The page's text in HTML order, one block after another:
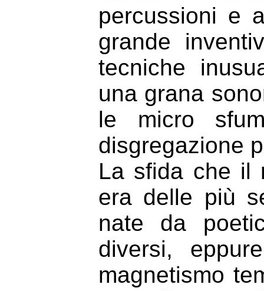
percussioni e
grande
tecniche
una grana
le micro
disgregazione
La sfida che il
era delle più
nate da
diversi,
magnetismo